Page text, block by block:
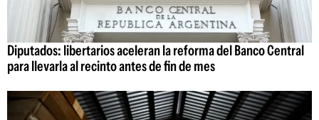
Diputados: libertarios aceleran la reforma del Banco Central
para llevarla al recinto antes de fin de mes